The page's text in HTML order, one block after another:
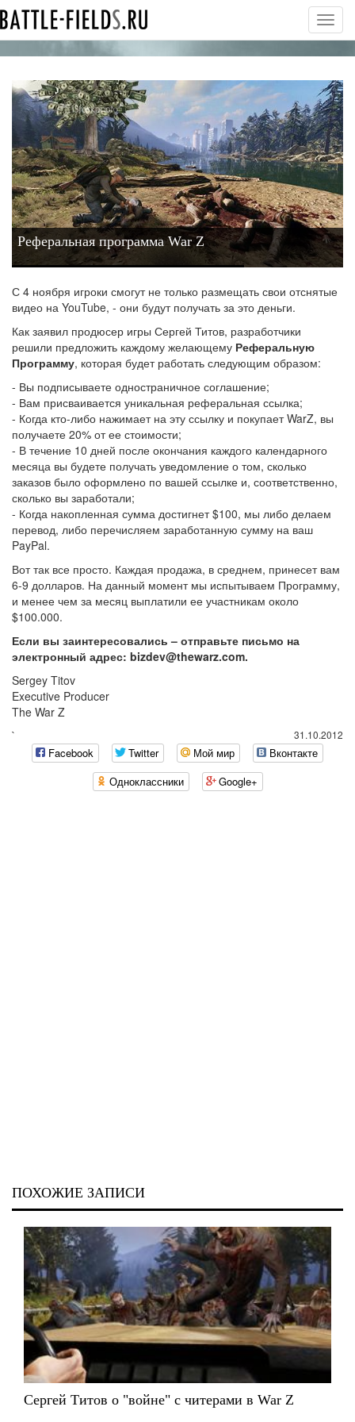
Реферальная программа War Z
С 4 ноября игроки смогут не только размещать свои отснятые
видео на YouTube, - они будут получать за это деньги.
Как заявил продюсер игры Сергей Титов, разработчики
решили предложить каждому желающему Реферальную
Программу, которая будет работать следующим образом:
- Вы подписываете одностраничное соглашение;
- Вам присваивается уникальная реферальная ссылка;
- Когда кто-либо нажимает на эту ссылку и покупает WarZ, вы
получаете 20% от ее стоимости;
- В течение 10 дней после окончания каждого календарного
месяца вы будете получать уведомление о том, сколько
заказов было оформлено по вашей ссылке и, соответственно,
сколько вы заработали;
- Когда накопленная сумма достигнет $100, мы либо делаем
перевод, либо перечисляем заработанную сумму на ваш
PayPal.
Вот так все просто. Каждая продажа, в среднем, принесет вам
6-9 долларов. На данный момент мы испытываем Программу,
и менее чем за месяц выплатили ее участникам около
$100.000.
Если вы заинтересовались – отправьте письмо на
электронный адрес: bizdev@thewarz.com.
Sergey Titov
Executive Producer
The War Z
31.10.2012
`
Facebook Twitter Мой мир
Вконтакте
Одноклассники
Google+
ПОХОЖИЕ ЗАПИСИ
Сергей Титов о "войне" с читерами в War Z